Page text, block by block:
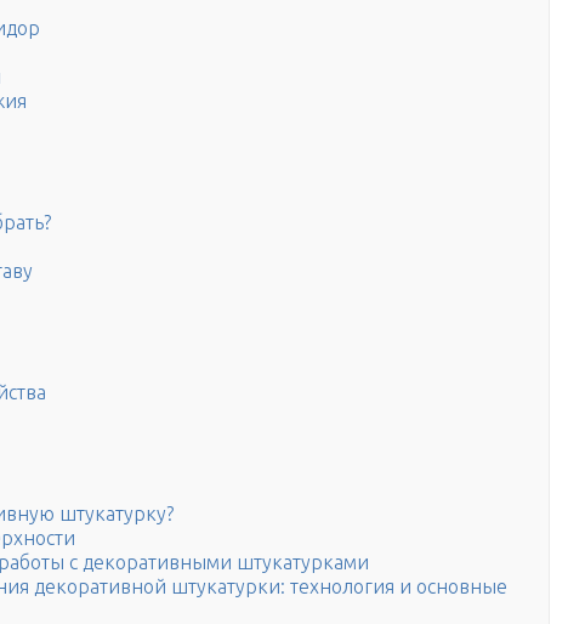
штукатурку?
с декоративными штукатурками
декоративной штукатурки: технология и основные